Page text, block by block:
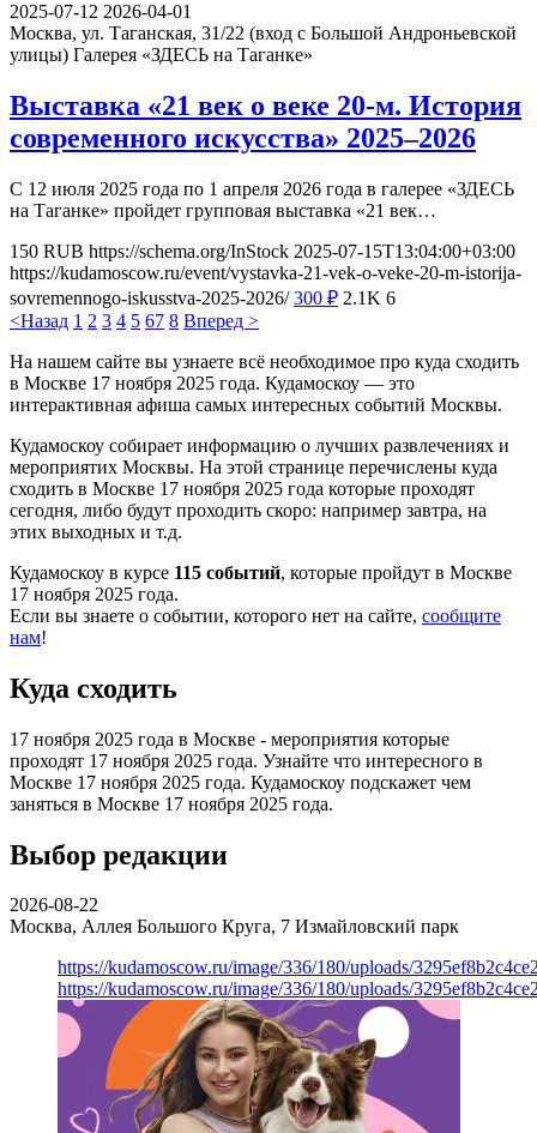
2025-07-12 2026-04-01
Москва, ул. Таганская, 31/22 (вход с Большой Андроньевской
улицы) Галерея «ЗДЕСЬ на Таганке»
Выставка «21 век о веке 20-м. История
современного искусства» 2025–2026
С 12 июля 2025 года по 1 апреля 2026 года в галерее «ЗДЕСЬ
на Таганке» пройдет групповая выставка «21 век…
150 RUB https://schema.org/InStock 2025-07-15T13:04:00+03:00
https://kudamoscow.ru/event/vystavka-21-vek-o-veke-20-m-istorija-
sovremennogo-iskusstva-2025-2026/ 300 ₽ 2.1K 6
<Назад 1 2 3 4 5 67 8 Вперед >
На нашем сайте вы узнаете всё необходимое про куда сходить
в Москве 17 ноября 2025 года. Кудамоскоу — это
интерактивная афиша самых интересных событий Москвы.
Кудамоскоу собирает информацию о лучших развлечениях и
мероприятих Москвы. На этой странице перечислены куда
сходить в Москве 17 ноября 2025 года которые проходят
сегодня, либо будут проходить скоро: например завтра, на
этих выходных и т.д.
Кудамоскоу в курсе 115 событий, которые пройдут в Москве
17 ноября 2025 года.
Если вы знаете о событии, которого нет на сайте, сообщите
нам!
Куда сходить
17 ноября 2025 года в Москве - мероприятия которые
проходят 17 ноября 2025 года. Узнайте что интересного в
Москве 17 ноября 2025 года. Кудамоскоу подскажет чем
заняться в Москве 17 ноября 2025 года.
Выбор редакции
2026-08-22
Москва, Аллея Большого Круга, 7 Измайловский парк
https://kudamoscow.ru/image/336/180/uploads/
https://kudamoscow.ru/image/336/180/uploads/